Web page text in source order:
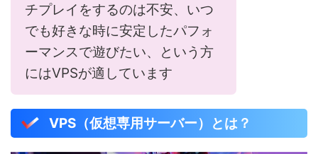
チプレイをするのは不安、いつ
でも好きな時に安定したパフォ
ーマンスで遊びたい、という方
にはVPSが適しています
VPS（仮想専用サーバー）とは？